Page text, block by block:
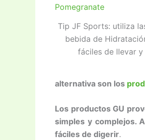
Tip JF Sports: utiliza
bebida de
fáciles de llevar y
alternativa son los
Los productos GU
simples y complejos.
fáciles de digerir.